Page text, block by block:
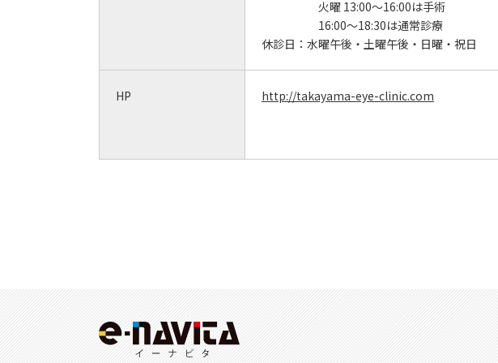
火曜 13:00～16:00は手術
16:00～18:30は通常診療
休診日： 水曜午後・土曜午後・日曜・祝日
HP http://takayama-eye-clinic.com